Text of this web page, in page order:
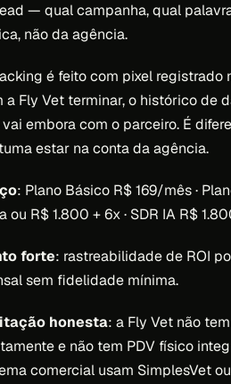
— qual campanha, qual
não da agência.
é feito com pixel registrado
a Fly Vet terminar, o histórico de
vai embora com o parceiro. É
estar na conta da agência.
: Plano Básico R$ 169/mês ·
ou R$ 1.800 + 6x · SDR IA R$
forte: rastreabilidade de ROI
sem fidelidade mínima.
honesta: a Fly Vet não
e não tem PDV físico
comercial usam SimplesVet